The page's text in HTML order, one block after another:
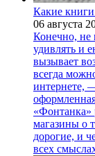
Какие
06 августа
Конечно, не
удивлять и
вызывает
всегда
интернете,
«Фонтанка»
магазины о
дорогие, и
всех